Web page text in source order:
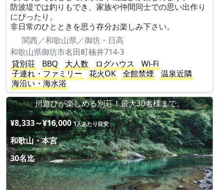
防波堤では釣りもでき、家族や仲間同士での思い出作り
にぴったり。
非日常のひとときを思う存分お楽しみ下さい。
関西／和歌山県／御坊・日高
和歌山県御坊市名田町楠井714-3
貸別荘
BBQ 大人数 ログハウス
Wi-Fi
子連れ・ファミリー
花火OK 全館禁煙
温泉近隣
海沿い・海水浴
川遊びが楽しめる別荘！最大30名様まで。
¥8,333～¥16,000 1人あたり目安
和歌山・本宮
30名迄